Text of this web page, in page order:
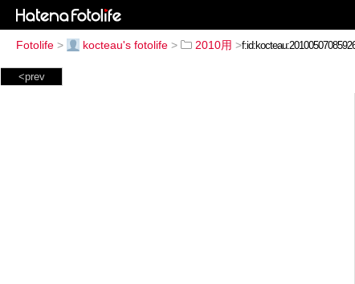
Fotolife > kocteau's fotolife > 2010用 >
<prev